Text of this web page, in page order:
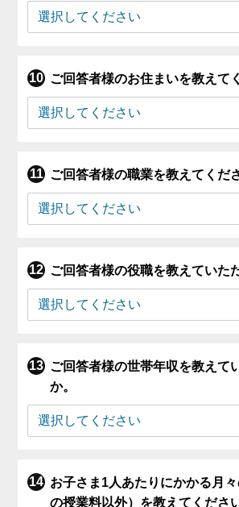
ご回答者様のお住まいを教えて
ご回答者様の職業を教えてくだ
ご回答者様の役職を教えていた
ご回答者様の世帯年収を教えて
か。
お子さま1人あたりにかかる月
の授業料以外）を教えてくださ